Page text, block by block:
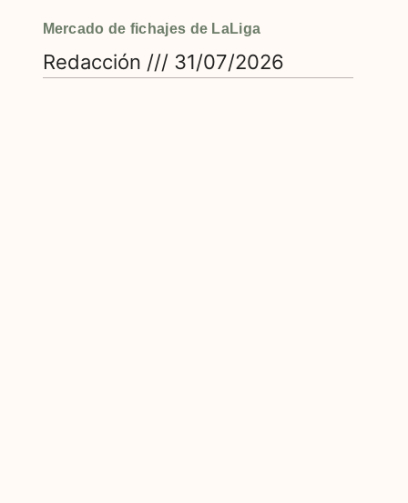
Mercado de fichajes de LaLiga
Redacción 31/07/2026